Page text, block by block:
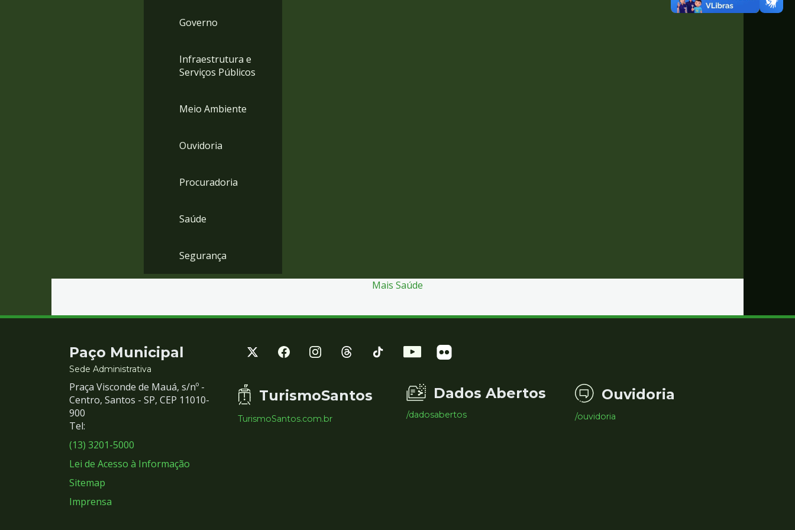
Governo
Infraestrutura e
Serviços Públicos
Meio Ambiente
Ouvidoria
Procuradoria
Saúde
Segurança
Mais Saúde
Contato
e
Redes
Sociais
Paço Municipal
Sede Administrativa
Praça Visconde de Mauá, s/nº -
Centro, Santos - SP, CEP 11010-
900
Tel:
(13) 3201-5000
Lei de Acesso à Informação
Sitemap
Imprensa
TurismoSantos
TurismoSantos.com.br
Dados Abertos
/dadosabertos
Ouvidoria
/ouvidoria